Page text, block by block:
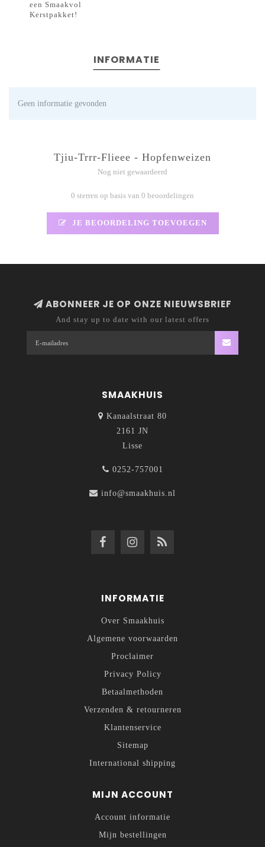
een Smaakvol
Kerstpakket!
INFORMATIE
Geen informatie gevonden
Tjiu-Trrr-Flieee - Hopfenweizen
Nog niet gewaardeerd
0 sterren op basis van 0 beoordelingen
JE BEOORDELING TOEVOEGEN
ABONNEER JE OP ONZE NIEUWSBRIEF
And stay up to date with our latest offers
SMAAKHUIS
Kanaalstraat 80
2161 JN
Lisse
0252-757001
info@smaakhuis.nl
INFORMATIE
Over Smaakhuis
Algemene voorwaarden
Proclaimer
Privacy Policy
Betaalmethoden
Verzenden & retourneren
Klantenservice
Sitemap
International shipping
MIJN ACCOUNT
Account informatie
Mijn bestellingen